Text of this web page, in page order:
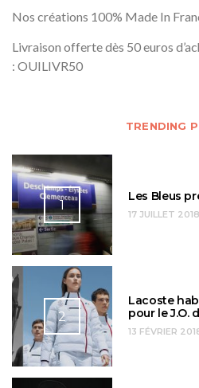
Nos créations 100% Made In
Livraison offerte dès 50 euros
: OUILIVR50
TRENDING
1
Les Bleus
17 JUILLET 2018
2
Lacoste
pour le J.O.
13 FÉVRIER